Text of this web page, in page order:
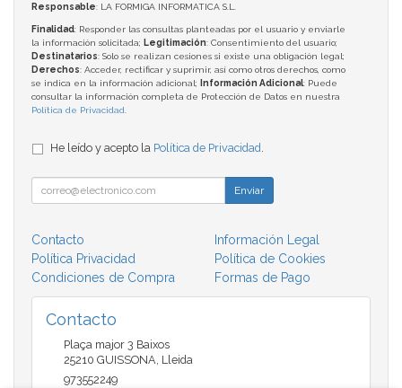
Responsable: LA FORMIGA INFORMATICA S.L.
Finalidad: Responder las consultas planteadas por el usuario y enviarle
la información solicitada; Legitimación: Consentimiento del usuario;
Destinatarios: Solo se realizan cesiones si existe una obligación legal;
Derechos: Acceder, rectificar y suprimir, así como otros derechos, como
se indica en la información adicional;
Información Adicional: Puede
consultar la información completa de Protección de Datos en nuestra
Política de Privacidad
He leído y acepto la Política de Privacidad
Enviar
Contacto
Información Legal
Política Privacidad
Política de Cookies
Condiciones de Compra
Formas de Pago
Contacto
Plaça major 3 Baixos
25210 GUISSONA Lleida
973552249